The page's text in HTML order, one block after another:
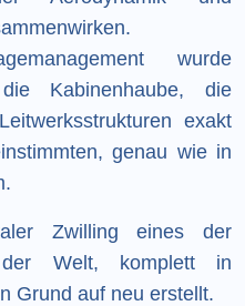
wurde
Kabinenhaube, die
exakt
genau wie in
Zwilling eines der
der Welt, komplett in
Grund auf neu erstellt.